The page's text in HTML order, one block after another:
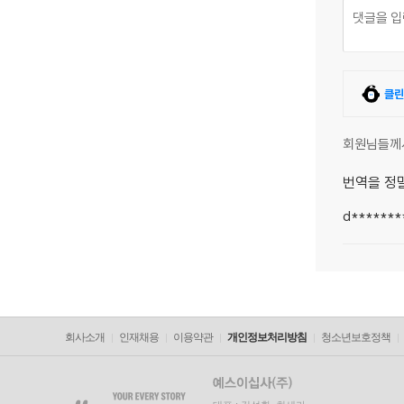
클
회원님들
번역을 정
회사소개 인재채용 이용약관 개인정보처리방침 청소년보호정책